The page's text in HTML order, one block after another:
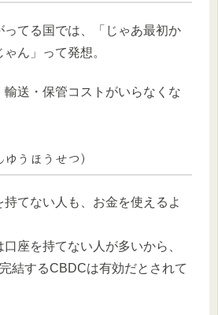
ってる国では、「じゃあ最初か
ん」って発想。
送・保管コストがいらなくな
うほうせつ）
持てない人も、お金を使えるよ
座を持てない人が多いから、
結するCBDCは有効だとされて